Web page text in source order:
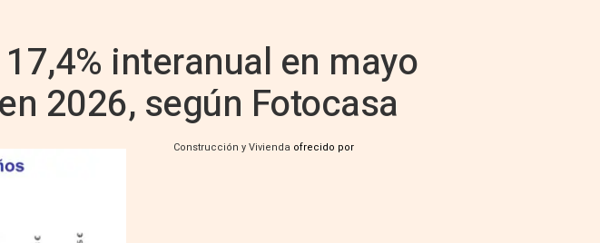
interanual en mayo
2026, según Fotocasa
Construcción y Vivienda ofrecido por